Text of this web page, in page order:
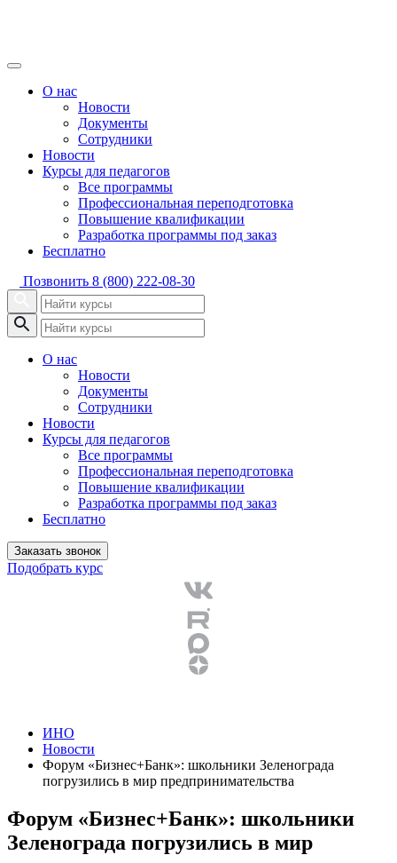
О нас
Новости
Документы
Сотрудники
Новости
Курсы для педагогов
Все программы
Профессиональная переподготовка
Повышение квалификации
Разработка программы под заказ
Бесплатно
Позвонить 8 (800) 222-08-30
О нас
Новости
Документы
Сотрудники
Новости
Курсы для педагогов
Все программы
Профессиональная переподготовка
Повышение квалификации
Разработка программы под заказ
Бесплатно
Заказать звонок
Подобрать курс
ИНО
Новости
Форум «Бизнес+Банк»: школьники Зеленограда
погрузились в мир предпринимательства
Форум «Бизнес+Банк»: школьники
Зеленограда погрузились в мир